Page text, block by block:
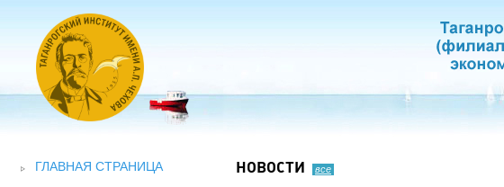
ГЛАВНАЯ СТРАНИЦА
НОВОСТИ все